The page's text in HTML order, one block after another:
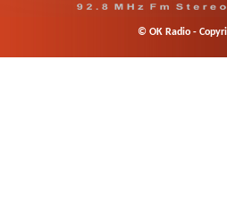
© OK Radio -